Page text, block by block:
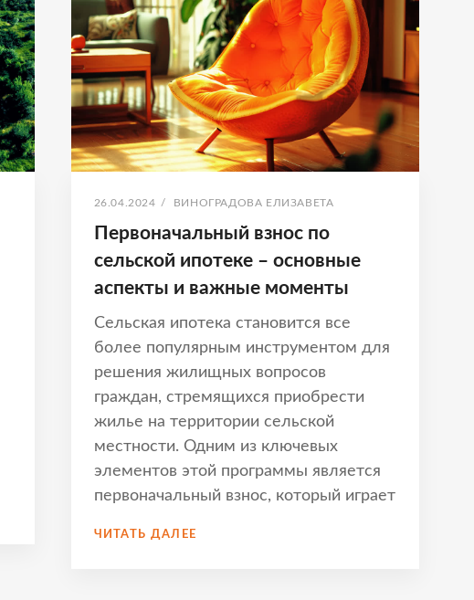
ОПУБЛИКОВАНО
26.04.2024 / АВТОР:
ВИНОГРАДОВА ЕЛИЗАВЕТА
Первоначальный взнос по
сельской ипотеке – основные
аспекты и важные моменты
Сельская ипотека становится все
более популярным инструментом для
решения жилищных вопросов
граждан, стремящихся приобрести
жилье на территории сельской
местности. Одним из ключевых
элементов этой программы является
первоначальный взнос, который играет
ЧИТАТЬ ДАЛЕЕ